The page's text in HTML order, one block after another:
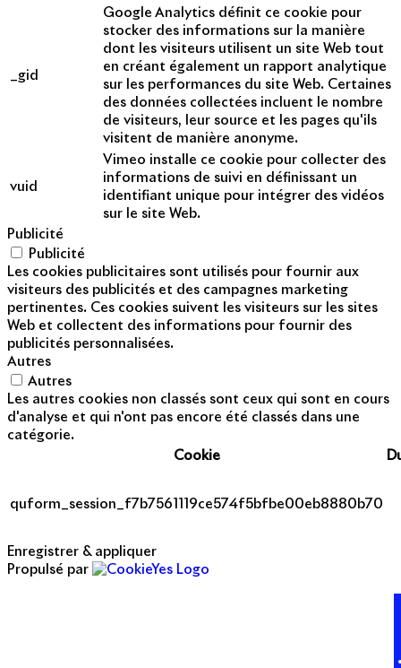
_gid
Google Analytics définit ce cookie pour
stocker des informations sur la manière
dont les visiteurs utilisent un site Web tout
en créant également un rapport analytique
sur les performances du site Web. Certaines
des données collectées incluent le nombre
de visiteurs, leur source et les pages qu'ils
visitent de manière anonyme.
vuid
Vimeo installe ce cookie pour collecter des
informations de suivi en définissant un
identifiant unique pour intégrer des vidéos
sur le site Web.
Publicité
Publicité
Les cookies publicitaires sont utilisés pour fournir aux
visiteurs des publicités et des campagnes marketing
pertinentes. Ces cookies suivent les visiteurs sur les sites
Web et collectent des informations pour fournir des
publicités personnalisées.
Autres
Autres
Les autres cookies non classés sont ceux qui sont en cours
d'analyse et qui n'ont pas encore été classés dans une
catégorie.
Cookie
quform_session_f7b7561119ce574f5bfbe00eb8880b70
Enregistrer & appliquer
Propulsé par